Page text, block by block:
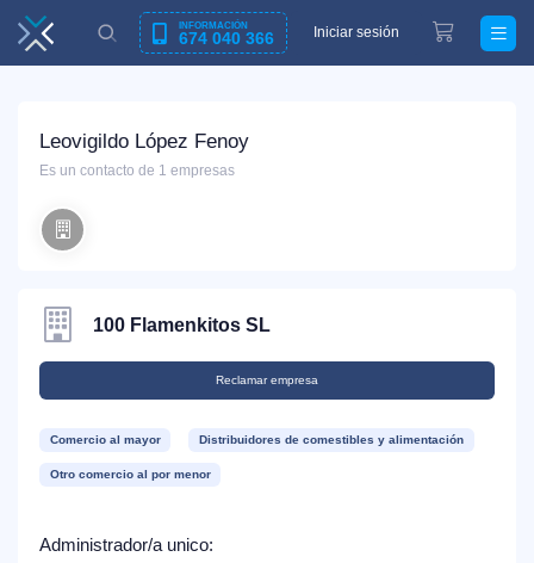
INFORMACIÓN
674 040 366 Iniciar sesión
Leovigildo López Fenoy
Es un contacto de 1 empresas
100 Flamenkitos SL
Reclamar empresa
Comercio al mayor Distribuidores de comestibles y alimentación
Otro comercio al por menor
Administrador/a unico: